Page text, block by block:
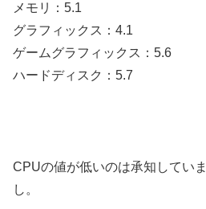
メモリ：5.1
グラフィックス：4.1
ゲームグラフィックス：5.6
ハードディスク：5.7
CPUの値が低いのは承知してい
し。